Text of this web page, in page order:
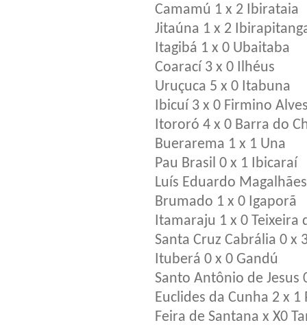
Camamú 1 x 2 Ibirataia
Jitaúna 1 x 2
Itagibá 1 x 0 Ubaitaba
Coarací 3 x 0 Ilhéus
Uruçuca 5 x 0 Itabuna
Ibicuí 3 x 0 Firmino
Itororó 4 x 0 Barra do
Buerarema 1 x 1 Una
Pau Brasil 0 x 1 Ibicaraí
Luís Eduardo
Brumado 1 x 0 Igaporã
Itamaraju 1 x 0 Teixeira
Santa Cruz Cabrália 0 x
Ituberá 0 x 0 Gandú
Santo Antônio de Jesus
Euclides da Cunha 2 x
Feira de Santana x X0